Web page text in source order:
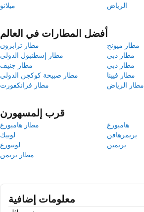
ميلانو
الرياض
أفضل المطارات في العالم
مطار ترابزون
مطار ميونخ
مطار إسطنبول الدولي
مطار دبي
مطار جنيف
مطار دبي
مطار صبيحة كوكجن الدولي
مطار فيينا
مطار فرانكفورت
مطار الرياض
قرب إلمسهورن
مطار هامبورغ
هامبورغ
لوبيك
بريمرهافن
لونبورغ
بريمين
مطار بريمن
معلومات إضافية